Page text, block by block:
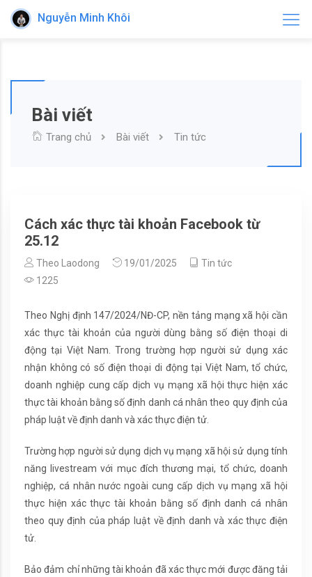
Nguyễn Minh Khôi
Bài viết
Trang chủ Bài viết Tin tức
Cách xác thực tài khoản Facebook từ
25.12
Theo Laodong 19/01/2025
Tin tức
1225
Theo Nghị định 147/2024/NĐ-CP, nền tảng mạng xã hội cần
xác thực tài khoản của người dùng bằng số điện thoại di
động tại Việt Nam. Trong trường hợp người sử dụng xác
nhận không có số điện thoại di động tại Việt Nam, tổ chức,
doanh nghiệp cung cấp dịch vụ mạng xã hội thực hiện xác
thực tài khoản bằng số định danh cá nhân theo quy định của
pháp luật về định danh và xác thực điện tử.
Trường hợp người sử dụng dịch vụ mạng xã hội sử dụng tính
năng livestream với mục đích thương mại, tổ chức, doanh
nghiệp, cá nhân nước ngoài cung cấp dịch vụ mạng xã hội
thực hiện xác thực tài khoản bằng số định danh cá nhân
theo quy định của pháp luật về định danh và xác thực điện
tử.
Bảo đảm chỉ những tài khoản đã xác thực mới được đăng tải